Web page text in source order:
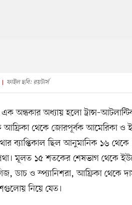
ফাইল ছবি: রয়টার্স
এক অন্ধকার অধ্যায় হলো
থেকে জোরপূর্বক আমেরিকা ও
ব্যাপ্তিকাল ছিল আনুমানিক ১৬
মূলত ১৫ শতকের শেষভাগ থেকে
ডাচ ও স্প্যানিশরা, আফ্রিকা থেকে
নিয়ে যেত।